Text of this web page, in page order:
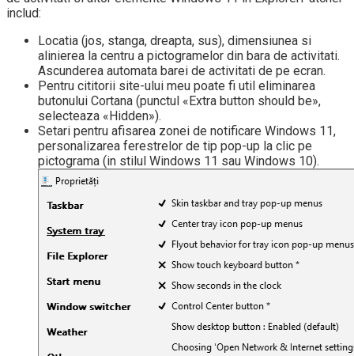
includ:
Locatia (jos, stanga, dreapta, sus), dimensiunea si
alinierea la centru a pictogramelor din bara de activitati.
Ascunderea automata barei de activitati de pe ecran.
Pentru cititorii site-ului meu poate fi util eliminarea
butonului Cortana (punctul «Extra button should be»,
selecteaza «Hidden»).
Setari pentru afisarea zonei de notificare Windows 11,
personalizarea ferestrelor de tip pop-up la clic pe
pictograma (in stilul Windows 11 sau Windows 10).